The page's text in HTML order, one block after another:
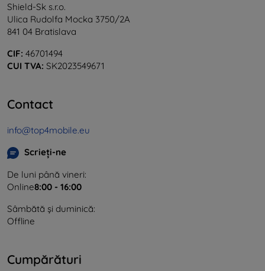
Shield-Sk s.r.o.
Ulica Rudolfa Mocka 3750/2A
841 04 Bratislava
CIF: 46701494
CUI TVA: SK2023549671
Contact
info@top4mobile.eu
Scrieți-ne
De luni până vineri:
Online8:00 - 16:00
Sâmbătă și duminică:
Offline
Cumpărături